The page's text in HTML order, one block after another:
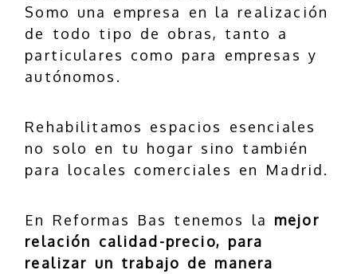
Somo una empresa en la realización
de todo tipo de obras, tanto a
particulares como para empresas y
autónomos.
Rehabilitamos espacios esenciales
no solo en tu hogar sino también
para locales comerciales en Madrid.
En Reformas Bas tenemos la mejor
relación calidad-precio, para
realizar un trabajo de manera